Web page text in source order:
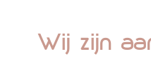
Wij zijn